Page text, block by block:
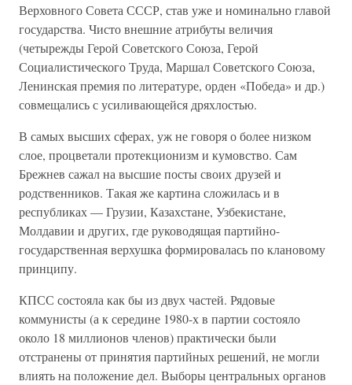
Верховного Совета СССР, став уже и номинально главой
государства. Чисто внешние атрибуты величия
(четырежды Герой Советского Союза, Герой
Социалистического Труда, Маршал Советского Союза,
Ленинская премия по литературе, орден «Победа» и др.)
совмещались с усиливающейся дряхлостью.
В самых высших сферах, уж не говоря о более низком
слое, процветали протекционизм и кумовство. Сам
Брежнев сажал на высшие посты своих друзей и
родственников. Такая же картина сложилась и в
республиках — Грузии, Казахстане, Узбекистане,
Молдавии и других, где руководящая партийно-
государственная верхушка формировалась по клановому
принципу.
КПСС состояла как бы из двух частей. Рядовые
коммунисты (а к середине 1980-х в партии состояло
около 18 миллионов членов) практически были
отстранены от принятия партийных решений, не могли
влиять на положение дел. Выборы центральных органов